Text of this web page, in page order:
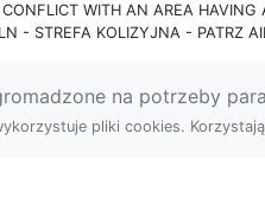
WITH AN AREA HAVING
- STREFA KOLIZYJNA - PATRZ
na potrzeby
pliki cookies.